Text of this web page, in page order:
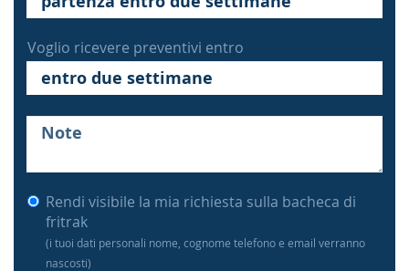
Voglio ricevere preventivi entro
Rendi visibile la mia richiesta sulla bacheca di
fritrak
(i tuoi dati personali nome, cognome telefono e email verranno
nascosti)